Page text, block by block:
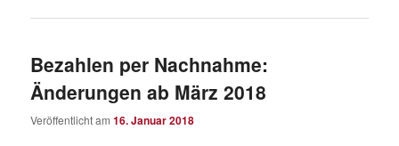
Bezahlen per Nachnahme:
Änderungen ab März 2018
Veröffentlicht am16. Januar 2018